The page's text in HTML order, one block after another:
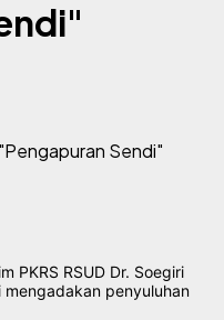
PKRS RSUD Dr. Soegiri
penyuluhan